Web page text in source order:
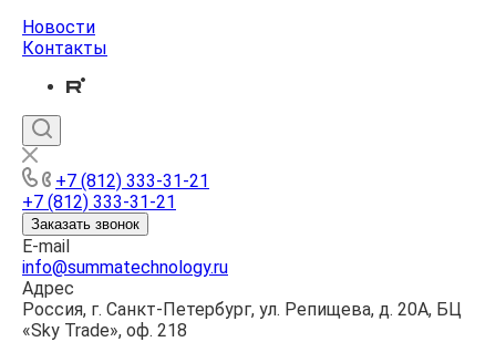
Новости
Контакты
+7 (812) 333-31-21
+7 (812) 333-31-21
Заказать звонок
E-mail
info@summatechnology.ru
Адрес
Россия, г. Санкт-Петербург, ул. Репищева, д. 20А, БЦ
«Sky Trade», оф. 218